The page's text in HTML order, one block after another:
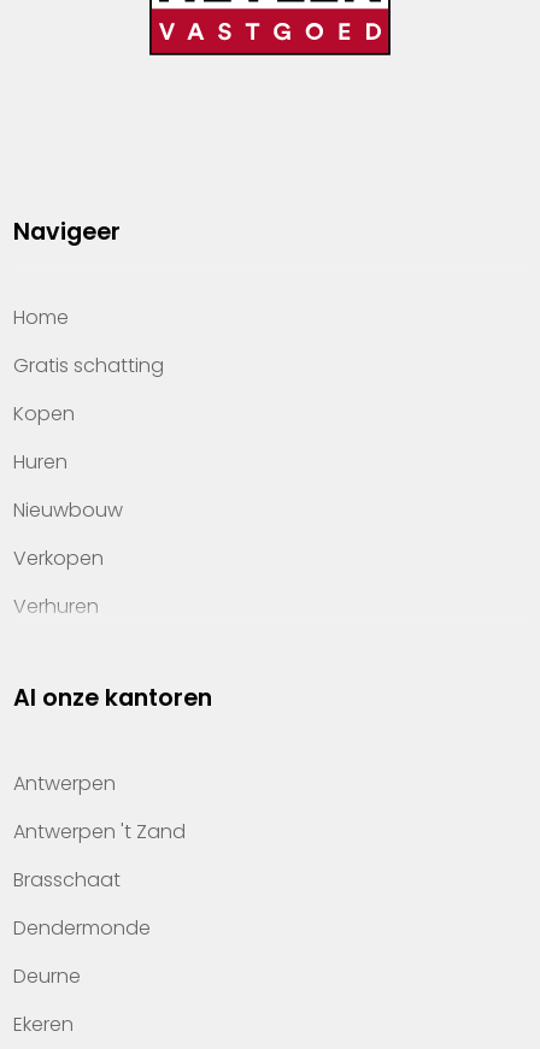
Navigeer
Home
Gratis schatting
Kopen
Huren
Nieuwbouw
Verkopen
Verhuren
Property management
Kennis van wonen
Kantoren
Veelgestelde vragen
Werken bij Heylen Vastgoed
Contact
Al onze kantoren
Antwerpen
Antwerpen 't Zand
Brasschaat
Dendermonde
Deurne
Ekeren